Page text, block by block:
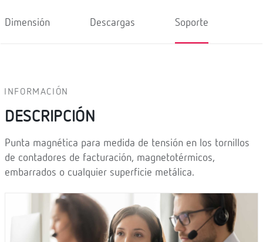
Dimensión Descargas Soporte
INFORMACIÓN
DESCRIPCIÓN
Punta magnética para medida de tensión en los tornillos
de contadores de facturación, magnetotérmicos,
embarrados o cualquier superficie metálica.